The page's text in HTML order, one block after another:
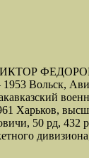
Вольск,
Харьков,
50 рд, 432